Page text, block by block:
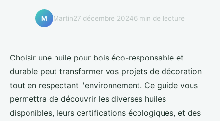
M Martin27 décembre 20246 min de lecture
Choisir une huile pour bois éco-responsable et
durable peut transformer vos projets de décoration
tout en respectant l'environnement. Ce guide vous
permettra de découvrir les diverses huiles
disponibles, leurs certifications écologiques, et des